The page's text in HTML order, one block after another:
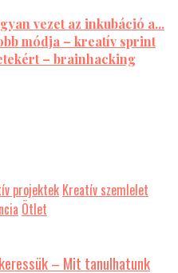
vezet az inkubáció a...
módja – kreatív sprint
– brainhacking
projektek Kreatív szemlelet
Ötlet
– Mit tanulhatunk